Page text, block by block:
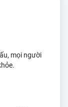
mọi người